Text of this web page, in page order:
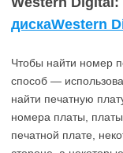
дискаWestern
Чтобы найти номер
способ —
найти печатную
номера платы, платы
печатной плате,